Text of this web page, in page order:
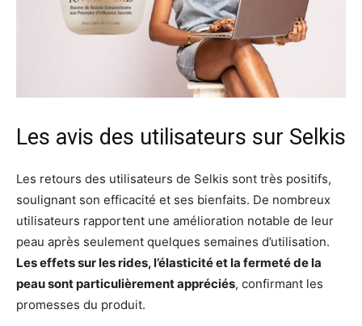
Les avis des utilisateurs sur Selkis
Les retours des utilisateurs de Selkis sont très positifs,
soulignant son efficacité et ses bienfaits. De nombreux
utilisateurs rapportent une amélioration notable de leur
peau après seulement quelques semaines d’utilisation.
Les effets sur les rides, l’élasticité et la fermeté de la
peau sont particulièrement appréciés, confirmant les
promesses du produit.